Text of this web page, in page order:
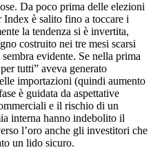
Da poco prima delle elezioni
è salito fino a toccare i
la tendenza si è invertita,
costruito nei tre mesi scarsi
evidente. Se nella prima
tutti” aveva generato
importazioni (quindi aumento
è guidata da aspettative
e il rischio di un
interna hanno indebolito il
l’oro anche gli investitori che
un lido sicuro.